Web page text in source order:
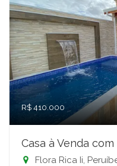
R$ 410.000
Casa à Venda
Flora Rica Ii,